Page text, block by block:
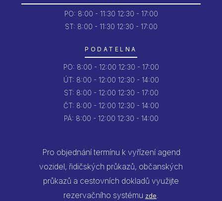
PO: 8:00 - 11:30 12:30 - 17:00
ST: 8:00 - 11:30 12:30 - 17:00
PODATELNA
PO: 8:00 - 12:00 12:30 - 17:00
ÚT: 8:00 - 12:00 12:30 - 14:00
ST: 8:00 - 12:00 12:30 - 17:00
ČT: 8:00 - 12:00 12:30 - 14:00
PÁ: 8:00 - 12:00 12:30 - 14:00
Pro objednání termínu k vyřízení agend
vozidel, řidičských průkazů, občanských
průkazů a cestovních dokladů využijte
rezervačního systému zde.